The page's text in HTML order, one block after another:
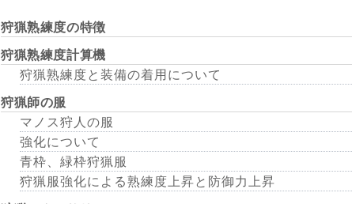
狩猟熟練度の特徴
狩猟熟練度計算機
狩猟熟練度と装備の着用について
狩猟師の服
マノス狩人の服
強化について
青枠、緑枠狩猟服
狩猟服強化による熟練度上昇と防御力上昇